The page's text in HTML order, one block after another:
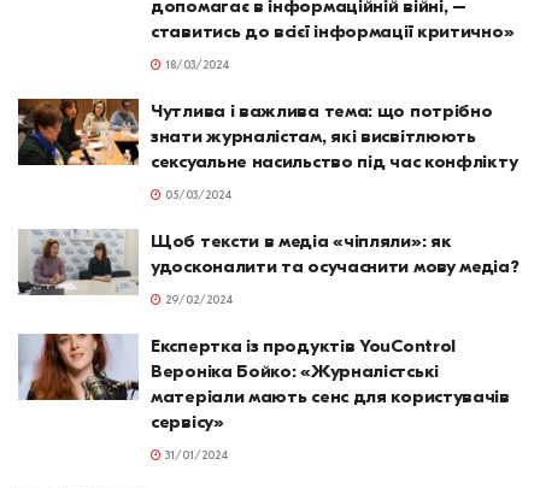
допомагає в інформаційній війні, –
ставитись до всієї інформації критично»
18/03/2024
Чутлива і важлива тема: що потрібно
знати журналістам, які висвітлюють
сексуальне насильство під час конфлікту
05/03/2024
Щоб тексти в медіа «чіпляли»: як
удосконалити та осучаснити мову медіа?
29/02/2024
Експертка із продуктів YouControl
Вероніка Бойко: «Журналістські
матеріали мають сенс для користувачів
сервісу»
31/01/2024